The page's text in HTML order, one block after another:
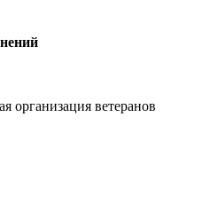
организация ветеранов